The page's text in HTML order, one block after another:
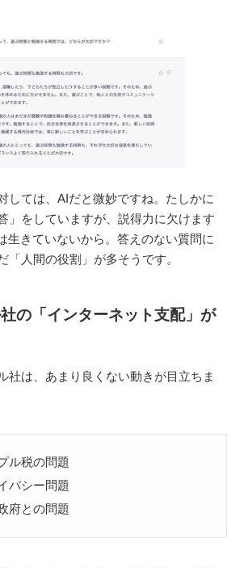
しては、AIだと微妙ですね。たしかに
」をしていますが、説得力に欠けます
生きていないから。答えのない質問に
「人間の役割」が多そうです。
の「インターネット支配」が
社は、あまり良くない動きが目立ちま
ル税の問題
バシー問題
府との問題